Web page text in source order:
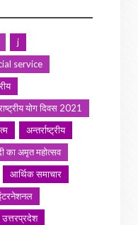
j
service
योग दिवस 2021
अन्तर्राष्ट्रीय
का अमृत महोत्सव
आर्थिक समाचार
उत्तरप्रदेश